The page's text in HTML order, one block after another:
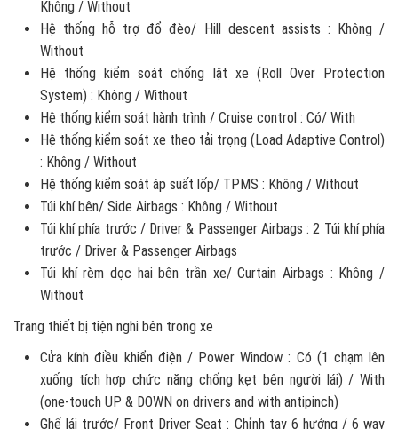
Không / Without
Hệ thống hỗ trợ đổ đèo/ Hill descent assists : Không /
Without
Hệ thống kiểm soát chống lật xe (Roll Over Protection
System) : Không / Without
Hệ thống kiểm soát hành trình / Cruise control : Có/ With
Hệ thống kiểm soát xe theo tải trọng (Load Adaptive Control)
: Không / Without
Hệ thống kiểm soát áp suất lốp/ TPMS : Không / Without
Túi khí bên/ Side Airbags : Không / Without
Túi khí phía trước / Driver & Passenger Airbags : 2 Túi khí phía
trước / Driver & Passenger Airbags
Túi khí rèm dọc hai bên trần xe/ Curtain Airbags : Không /
Without
Trang thiết bị tiện nghi bên trong xe
Cửa kính điều khiển điện / Power Window : Có (1 chạm lên
xuống tích hợp chức năng chống kẹt bên người lái) / With
(one-touch UP & DOWN on drivers and with antipinch)
Ghế lái trước/ Front Driver Seat : Chỉnh tay 6 hướng / 6 way